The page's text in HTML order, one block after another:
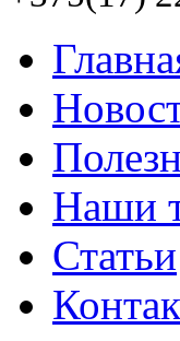
Наши
Статьи